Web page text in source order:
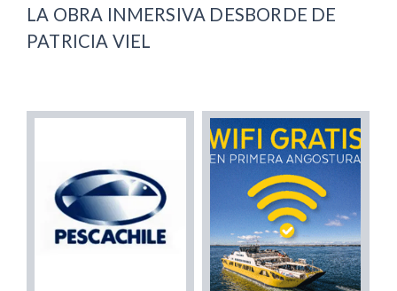
LA OBRA INMERSIVA DESBORDE DE
PATRICIA VIEL